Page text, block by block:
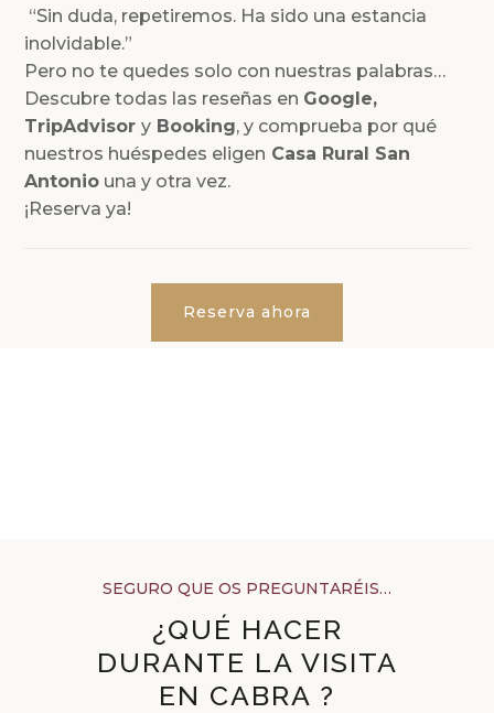
“Sin duda, repetiremos. Ha sido una estancia
inolvidable.”
Pero no te quedes solo con nuestras palabras…
Descubre todas las reseñas en Google,
TripAdvisory Booking, y comprueba por qué
nuestros huéspedes eligen Casa Rural San
Antonio una y otra vez.
¡Reserva ya!
Reserva ahora
SEGURO QUE OS PREGUNTARÉIS…
¿QUÉ HACER
DURANTE LA VISITA
EN CABRA ?